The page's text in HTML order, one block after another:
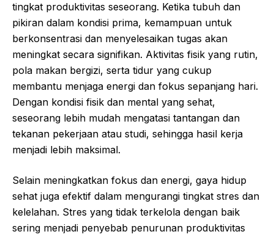
tingkat produktivitas seseorang. Ketika tubuh dan
pikiran dalam kondisi prima, kemampuan untuk
berkonsentrasi dan menyelesaikan tugas akan
meningkat secara signifikan. Aktivitas fisik yang rutin,
pola makan bergizi, serta tidur yang cukup
membantu menjaga energi dan fokus sepanjang hari.
Dengan kondisi fisik dan mental yang sehat,
seseorang lebih mudah mengatasi tantangan dan
tekanan pekerjaan atau studi, sehingga hasil kerja
menjadi lebih maksimal.
Selain meningkatkan fokus dan energi, gaya hidup
sehat juga efektif dalam mengurangi tingkat stres dan
kelelahan. Stres yang tidak terkelola dengan baik
sering menjadi penyebab penurunan produktivitas